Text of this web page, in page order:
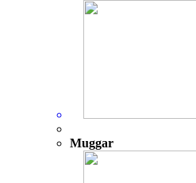
Muggar